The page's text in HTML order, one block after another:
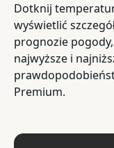
Dotknij
wyświetlić
prognozie
najwyższe i
Premium.